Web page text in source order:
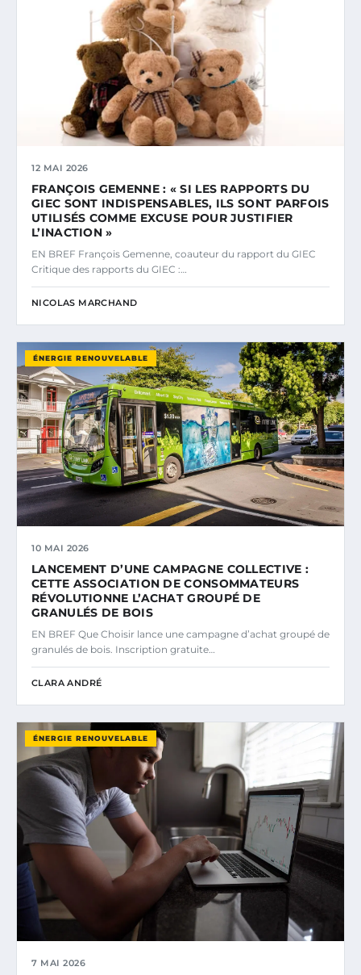
12 MAI 2026
FRANÇOIS GEMENNE : « SI LES RAPPORTS DU
GIEC SONT INDISPENSABLES, ILS SONT PARFOIS
UTILISÉS COMME EXCUSE POUR JUSTIFIER
L’INACTION »
EN BREF François Gemenne, coauteur du rapport du GIEC
Critique des rapports du GIEC :…
NICOLAS MARCHAND
ÉNERGIE RENOUVELABLE
10 MAI 2026
LANCEMENT D’UNE CAMPAGNE COLLECTIVE :
CETTE ASSOCIATION DE CONSOMMATEURS
RÉVOLUTIONNE L’ACHAT GROUPÉ DE
GRANULÉS DE BOIS
EN BREF Que Choisir lance une campagne d’achat groupé de
granulés de bois. Inscription gratuite…
CLARA ANDRÉ
ÉNERGIE RENOUVELABLE
7 MAI 2026